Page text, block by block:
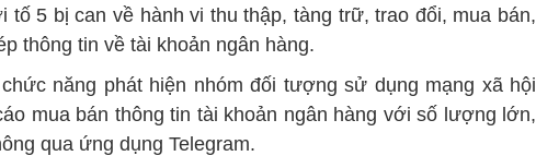
tố 5 bị can về hành vi thu thập, tàng trữ, trao đổi, mua bán,
thông tin về tài khoản ngân hàng.
năng phát hiện nhóm đối tượng sử dụng mạng xã hội
mua bán thông tin tài khoản ngân hàng với số lượng lớn,
qua ứng dụng Telegram.